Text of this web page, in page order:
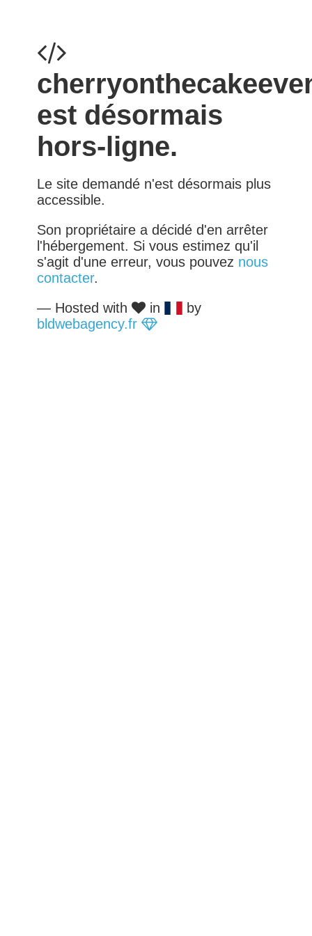
est désormais
hors-ligne.
Le site demandé n'est désormais plus
accessible.
Son propriétaire a décidé d'en arrêter
l'hébergement. Si vous estimez qu'il
s'agit d'une erreur, vous pouvez nous
contacter.
— Hosted with
in
by
bldwebagency.fr